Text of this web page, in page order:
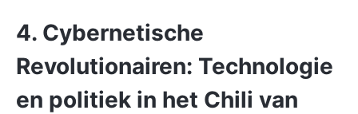
4. Cybernetische
Revolutionairen: Technologie
en politiek in het Chili van